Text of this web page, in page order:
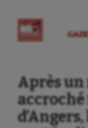
Après
accroché